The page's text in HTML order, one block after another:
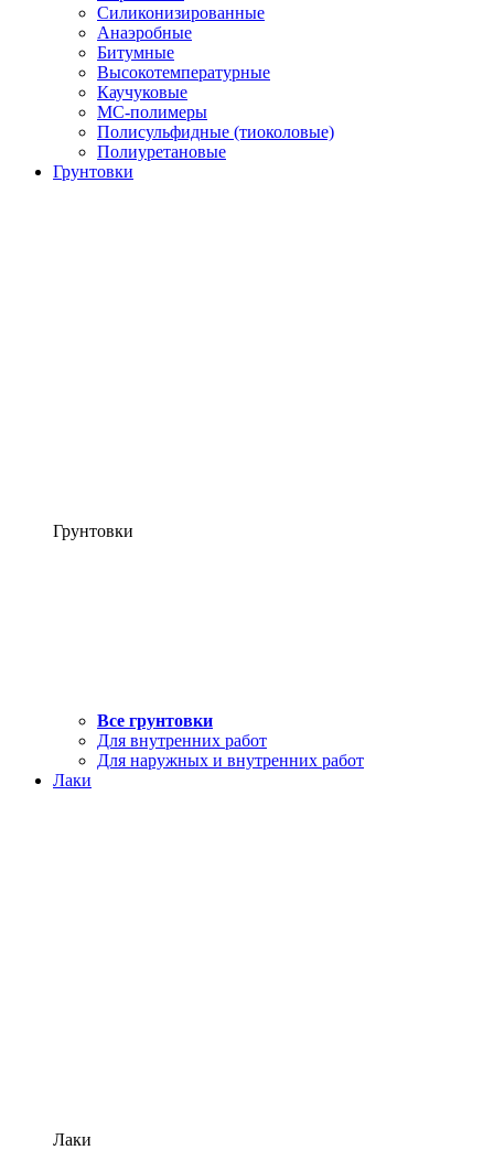
Силиконизированные
Анаэробные
Битумные
Высокотемпературные
Каучуковые
МС-полимеры
Полисульфидные (тиоколовые)
Полиуретановые
Грунтовки
Грунтовки
Все грунтовки
Для внутренних работ
Для наружных и внутренних работ
Лаки
Лаки